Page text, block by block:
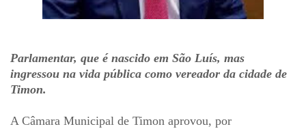
Parlamentar, que é nascido em São Luís, mas
ingressou na vida pública como vereador da cidade de
Timon.
A Câmara Municipal de Timon aprovou, por